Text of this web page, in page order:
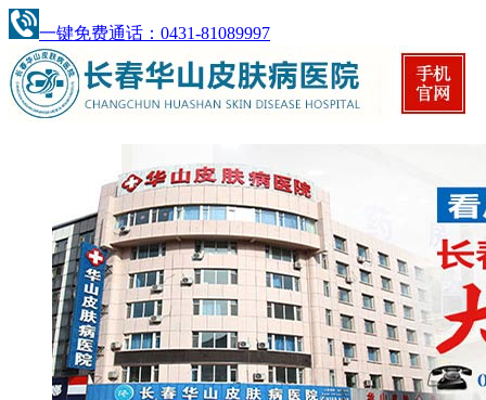
一键免费通话：0431-81089997